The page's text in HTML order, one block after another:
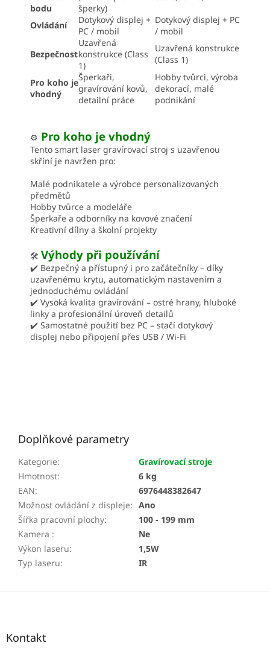
bodu
šperky)
Ovládání
Dotykový displej +
PC / mobil
Dotykový displej + PC
/ mobil
Bezpečnost
Uzavřená
konstrukce (Class
1)
Uzavřená konstrukce
(Class 1)
Pro koho je
vhodný
Šperkaři,
gravírování kovů,
detailní práce
Hobby tvůrci, výroba
dekorací, malé
podnikání
⚙️ Pro koho je vhodný
Tento smart laser gravírovací stroj s uzavřenou
skříní je navržen pro:
Malé podnikatele a výrobce personalizovaných
předmětů
Hobby tvůrce a modeláře
Šperkaře a odborníky na kovové značení
Kreativní dílny a školní projekty
🛠️ Výhody při používání
✔️ Bezpečný a přístupný i pro začátečníky – díky
uzavřenému krytu, automatickým nastavením a
jednoduchému ovládání
✔️ Vysoká kvalita gravírování – ostré hrany, hluboké
linky a profesionální úroveň detailů
✔️ Samostatné použití bez PC – stačí dotykový
displej nebo připojení přes USB / Wi-Fi
Doplňkové parametry
Kategorie:
Gravírovací stroje
Hmotnost:
6 kg
EAN:
6976448382647
Možnost ovládání z displeje: Ano
Šířka pracovní plochy:
100 - 199 mm
Kamera :
Ne
Výkon laseru:
1,5W
Typ laseru: IR
Z
Kontakt